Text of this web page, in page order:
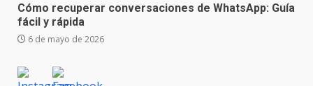
Cómo recuperar conversaciones de WhatsApp: Guía
fácil y rápida
6 de mayo de 2026